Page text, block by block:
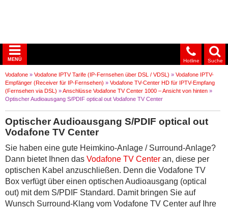
Suche
Hotline
MENÜ
Vodafone » Vodafone IPTV Tarife (IP-Fernsehen über DSL / VDSL) » Vodafone IPTV-
Empfänger (Receiver für IP-Fernsehen) » Vodafone TV-Center HD für IPTV-Empfang
(Fernsehen via DSL) »Anschlüsse Vodafone TV Center 1000 – Ansicht von hinten »
Optischer Audioausgang S/PDIF optical out Vodafone TV Center
Optischer Audioausgang S/PDIF optical out
Vodafone TV Center
Sie haben eine gute Heimkino-Anlage / Surround-Anlage?
Dann bietet Ihnen das Vodafone TV Center an, diese per
optischen Kabel anzuschließen. Denn die Vodafone TV
Box verfügt über einen optischen Audioausgang (optical
out) mit dem S/PDIF Standard. Damit bringen Sie auf
Wunsch Surround-Klang vom Vodafone TV Center auf Ihre